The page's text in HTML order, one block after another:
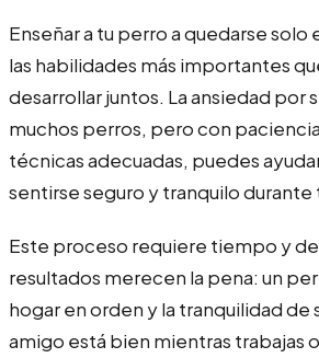
Enseñar a tu perro a quedarse solo
las habilidades más importantes
desarrollar juntos. La ansiedad por
muchos perros, pero con
técnicas adecuadas, puedes
sentirse seguro y tranquilo durante
Este proceso requiere tiempo y
resultados merecen la pena: un
hogar en orden y la tranquilidad de
amigo está bien mientras trabajas